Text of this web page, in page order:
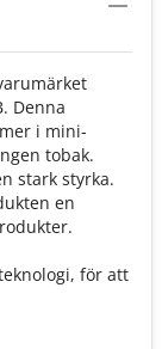
Denna
i mini-
tobak.
stark styrka.
en
för att